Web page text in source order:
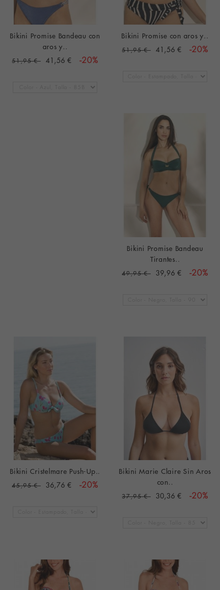
Bikini Promise Bandeau con
aros y..
51,95 € 41,56 € -20%
Bikini Promise con aros y..
51,95 € 41,56 € -20%
Bikini Promise Bandeau
Tirantes..
49,95 € 39,96 € -20%
Bikini Cristelmare Push-Up..
45,95 € 36,76 € -20%
Bikini Marie Claire Sin Aros
con..
37,95 € 30,36 € -20%